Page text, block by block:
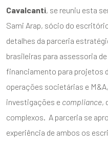
Cavalcanti, se reuniu esta
Sami Arap, sócio do
detalhes da parceria
brasileiras para assessoria
financiamento para projetos
operações societárias e
investigações e compliance,
complexos. A parceria se
experiência de ambos os